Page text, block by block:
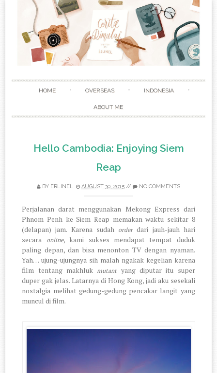
HOME OVERSEAS INDONESIA
ABOUT ME
Hello Cambodia: Enjoying Siem
Reap
BY ERLINEL AUGUST 30, 2015 // NO COMMENTS
Perjalanan darat menggunakan Mekong Express dari
Phnom Penh ke Siem Reap memakan waktu sekitar 8
(delapan) jam. Karena sudah orderdari jauh-jauh hari
secara
online, kami sukses mendapat tempat duduk
paling depan, dan bisa menonton TV dengan nyaman.
Yah… ujung-ujungnya sih malah ngakak kegelian karena
film tentang makhlukmutant yang diputar itu super
duper gak jelas. Latarnya di Hong Kong, jadi aku sesekali
nostalgia melihat gedung-gedung pencakar langit yang
muncul di film.